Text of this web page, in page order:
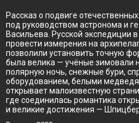
Рассказ о подвиге
под руководством астронома и
Васильева. Русской экспедиции
провести измерения на
позволили установить точную
была велика — учёные зимовали
полярную ночь, снежные бури,
оборудованием, белыми
открывает малоизвестную
где соединилась романтика
и великие достижения —